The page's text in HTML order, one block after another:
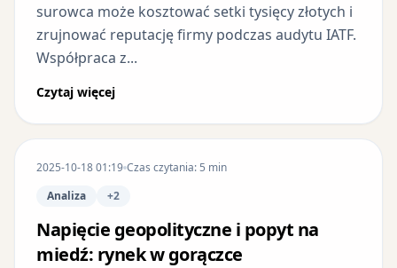
surowca może kosztować setki tysięcy złotych i
zrujnować reputację firmy podczas audytu IATF.
Współpraca z...
Czytaj więcej
2025-10-18 01:19 Czas czytania: 5 min
Analiza
+2
Napięcie geopolityczne i popyt na
miedź: rynek w gorączce